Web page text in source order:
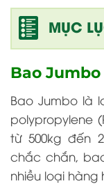
MỤC
Bao
Bao Jumbo là
polypropylene
từ 500kg đến
chắc chắn,
nhiều loại hàng